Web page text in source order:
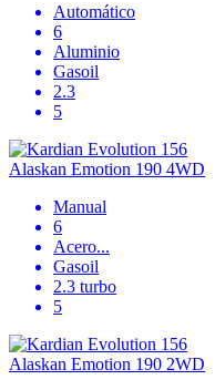
Automático
6
Aluminio
Gasoil
2.3
5
Alaskan Emotion 190 4WD
Manual
6
Acero...
Gasoil
2.3 turbo
5
Alaskan Emotion 190 2WD